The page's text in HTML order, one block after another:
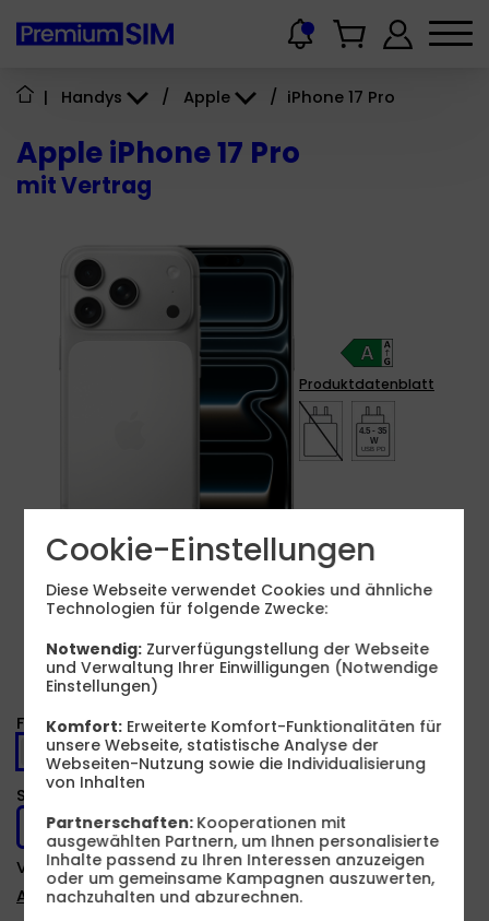
| Handys / Apple / iPhone 17 Pro
Apple iPhone 17 Pro
mit Vertrag
Produktdatenblatt
4.5 - 35
W
USB PD
Produkt- und Sicherheitsinformationen
Farbe -Silber
Speicher -
256 GB 512 GB
1 TB
Verfügbarkeit -Sofort lieferbar
Auf Wunsch Handyversicherung ab 3,99 €
Cookie-Einstellungen
Diese Webseite verwendet Cookies und ähnliche
Technologien für folgende Zwecke:
Notwendig: Zurverfügungstellung der Webseite
und Verwaltung Ihrer Einwilligungen (Notwendige
Einstellungen)
Komfort: Erweiterte Komfort-Funktionalitäten für
unsere Webseite, statistische Analyse der
Webseiten-Nutzung sowie die Individualisierung
von Inhalten
Partnerschaften: Kooperationen mit
ausgewählten Partnern, um Ihnen personalisierte
Inhalte passend zu Ihren Interessen anzuzeigen
oder um gemeinsame Kampagnen auszuwerten,
nachzuhalten und abzurechnen.